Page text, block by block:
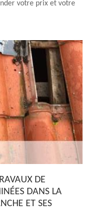
votre prix et votre
DE
DANS LA
ET SES